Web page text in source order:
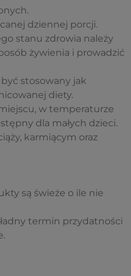
dziennej porcji.
stanu zdrowia należy
żywienia i prowadzić
stosowany jak
diety.
w temperaturze
dla małych dzieci.
karmiącym oraz
są świeże o ile nie
termin przydatności